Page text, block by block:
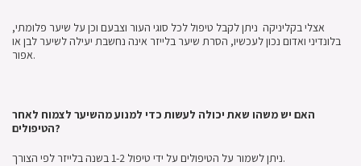
אצלי בקליניקה ניתן לקבל טיפול לכל סוגי העור וצבעם וכן על שיער פלומתי,
בלונדיני ואדום נכון לעכשיו, הסרת שיער בלייזר אינה נחשבת יעילה לשיער לבן או
אפור.
האם יש משהו שאת יכולה לעשות כדי למנוע מהשיער לצמוח לאחר
הטיפולים?
ניתן לשמור על הטיפולים על ידי טיפול 1-2 בשנה בלייזר לפי הצורך.